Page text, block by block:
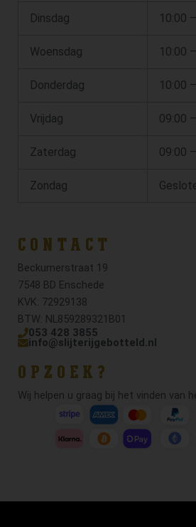
Dinsdag 10:00
Woensdag 10:00
Donderdag 10:00
Vrijdag 09:00
Zaterdag 09:00
Zondag
CONTACT
Beckumerstraat 19
7548 BD Enschede
KVK: 72929138
BTW: NL859289321B01
053 428 3855
info@slijterijgebotteld.nl
OPZOEK?
Wij helpen u graag bij het vinden van